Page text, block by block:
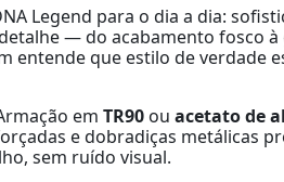
Legend para o dia a dia:
— do acabamento fosco
entende que estilo de verdade
em TR90 ou acetato de
e dobradiças metálicas
sem ruído visual.